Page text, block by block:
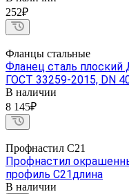
252₽
Фланцы стальные
Фланец сталь плоский
ГОСТ 33259-2015, DN
В наличии
8 145₽
Профнастил С21
Профнастил
профиль С21длина
В наличии